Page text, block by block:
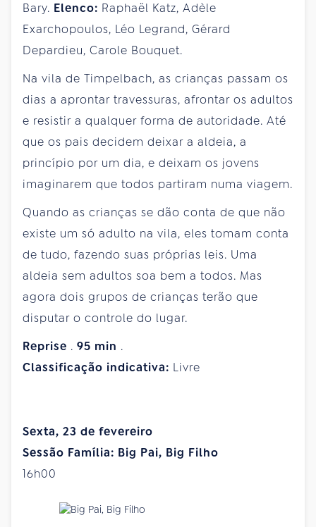
Bary. Elenco: Raphaël Katz, Adèle
Exarchopoulos, Léo Legrand, Gérard
Depardieu, Carole Bouquet.
Na vila de Timpelbach, as crianças passam os
dias a aprontar travessuras, afrontar os adultos
e resistir a qualquer forma de autoridade. Até
que os pais decidem deixar a aldeia, a
princípio por um dia, e deixam os jovens
imaginarem que todos partiram numa viagem.
Quando as crianças se dão conta de que não
existe um só adulto na vila, eles tomam conta
de tudo, fazendo suas próprias leis. Uma
aldeia sem adultos soa bem a todos. Mas
agora dois grupos de crianças terão que
disputar o controle do lugar.
Reprise . 95 min .
Classificação indicativa: Livre
Sexta, 23 de fevereiro
Sessão Família: Big Pai, Big Filho
16h00